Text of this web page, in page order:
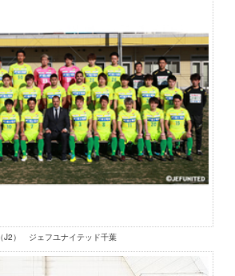
（J2） ジェフユナイテッド千葉